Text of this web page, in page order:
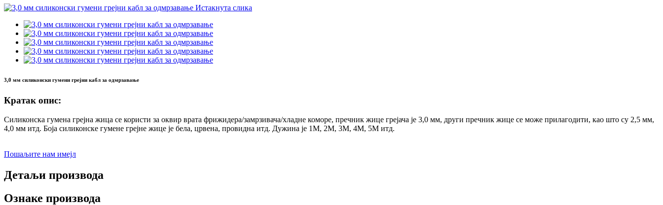
3,0 мм силиконски гумени грејни кабл за одмрзавање
Кратак опис:
Силиконска гумена грејна жица се користи за оквир врата фрижидера/замрзивача/хладне коморе, пречник жице грејача је 3,0 мм, други пречник жице се може прилагодити, као што су 2,5 мм,
4,0 мм итд. Боја силиконске гумене грејне жице је бела, црвена, провидна итд. Дужина је 1М, 2М, 3М, 4М, 5М итд.
Пошаљите нам имејл
Детаљи производа
Ознаке производа